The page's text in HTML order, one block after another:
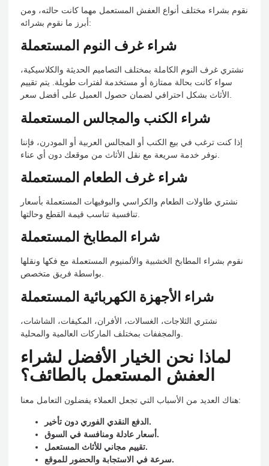
نقوم بشراء مختلف أنواع العفش المستعمل مهما كانت حالته، ومن
أبرز ما نقوم بشرائه:
شراء غرف النوم المستعملة
نشتري غرف النوم الكاملة بمختلف التصاميم الحديثة والكلاسيكية،
سواء كانت بحالة ممتازة أو مستخدمة لفترات طويلة. يتم تقييم
شراء الكنب والمجالس المستعملة
إذا كنت ترغب في بيع الكنب أو المجالس العربية أو المودرن، فإننا
شراء غرف الطعام المستعملة
نشتري طاولات الطعام والكراسي والبوفيهات المستعملة بأسعار
شراء المطابخ المستعملة
نقوم بشراء المطابخ الخشبية والألمنيوم المستعملة مع فكها ونقلها
بواسطة فريق متخصص.
شراء الأجهزة الكهربائية المستعملة
نشتري الثلاجات، الغسالات، الأفران، المكيفات، الشاشات،
لماذا نحن الخيار الأفضل لشراء
العفش المستعمل بالطائف؟
هناك العديد من الأسباب التي تجعل العملاء يفضلون التعامل معنا:
الدفع النقدي الفوري دون تأخير.
أسعار عادلة ومنافسة في السوق.
تقييم مجاني للأثاث المستعمل.
سرعة في الاستجابة والحضور للموقع.